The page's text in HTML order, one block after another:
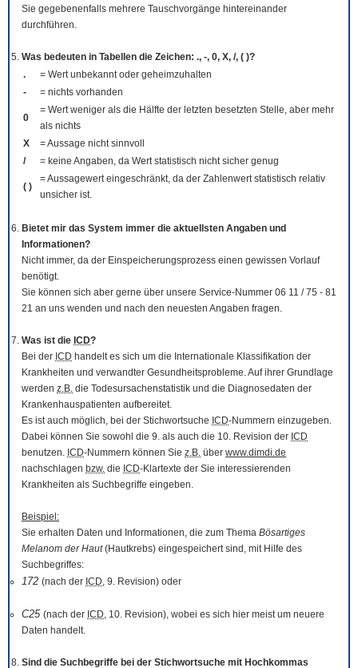
Sie gegebenenfalls mehrere Tauschvorgänge hintereinander
durchführen.
Was bedeuten in Tabellen die Zeichen: ., -, 0, X, /, ( )?
.
= Wert unbekannt oder geheimzuhalten
-
= nichts vorhanden
0
= Wert weniger als die Hälfte der letzten besetzten Stelle, aber mehr
als nichts
X
= Aussage nicht sinnvoll
/
= keine Angaben, da Wert statistisch nicht sicher genug
( )
= Aussagewert eingeschränkt, da der Zahlenwert statistisch relativ
unsicher ist.
Bietet mir das System immer die aktuellsten Angaben und
Informationen?
Nicht immer, da der Einspeicherungsprozess einen gewissen Vorlauf
benötigt.
Sie können sich aber gerne über unsere Service-Nummer 06 11 / 75 - 81
21 an uns wenden und nach den neuesten Angaben fragen.
Was ist die ICD?
Bei der ICD handelt es sich um die Internationale Klassifikation der
Krankheiten und verwandter Gesundheitsprobleme. Auf ihrer Grundlage
werden z.B. die Todesursachenstatistik und die Diagnosedaten der
Krankenhauspatienten aufbereitet.
Es ist auch möglich, bei der Stichwortsuche ICD-Nummern einzugeben.
Dabei können Sie sowohl die 9. als auch die 10. Revision der ICD
benutzen. ICD-Nummern können Sie z.B. über www.dimdi.de
nachschlagen bzw. die ICD-Klartexte der Sie interessierenden
Krankheiten als Suchbegriffe eingeben.
Beispiel:
Sie erhalten Daten und Informationen, die zum Thema Bösartiges
Melanom der Haut(Hautkrebs) eingespeichert sind, mit Hilfe des
Suchbegriffes:
172 (nach der ICD, 9. Revision) oder
C25 (nach der ICD, 10. Revision), wobei es sich hier meist um neuere
Daten handelt.
Sind die Suchbegriffe bei der Stichwortsuche mit Hochkommas